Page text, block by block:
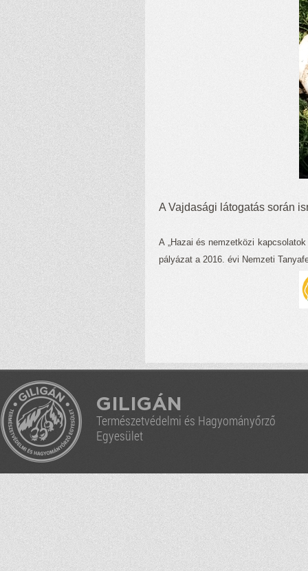
A Vajdasági látogatás során
A „Hazai és nemzetközi
pályázat a 2016. évi Nemzeti
GILIGÁN
Természetvédelmi és Hagyományőrző
Egyesület